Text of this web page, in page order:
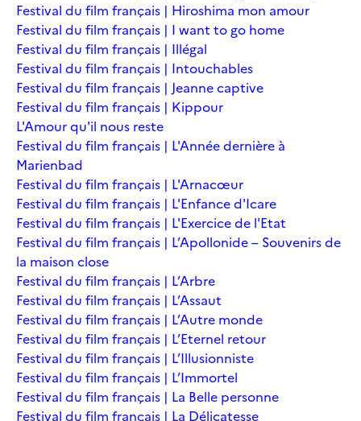
Festival du film français | Hiroshima mon amour
Festival du film français | I want to go home
Festival du film français | Illégal
Festival du film français | Intouchables
Festival du film français | Jeanne captive
Festival du film français | Kippour
L'Amour qu'il nous reste
Festival du film français | L'Année dernière à
Marienbad
Festival du film français | L'Arnacœur
Festival du film français | L'Enfance d'Icare
Festival du film français | L'Exercice de l'Etat
Festival du film français | L’Apollonide – Souvenirs de
la maison close
Festival du film français | L’Arbre
Festival du film français | L’Assaut
Festival du film français | L’Autre monde
Festival du film français | L’Eternel retour
Festival du film français | L’Illusionniste
Festival du film français | L’Immortel
Festival du film français | La Belle personne
Festival du film français | La Délicatesse